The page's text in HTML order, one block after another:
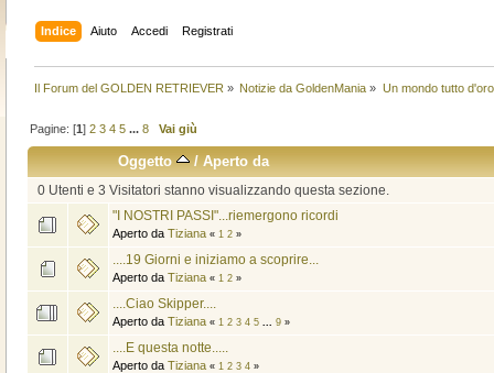
Indice Aiuto Accedi Registrati
Il Forum del GOLDEN RETRIEVER » Notizie da GoldenMania » Un mondo tutto
Pagine: [1]2 3 4 5 ...8 Vai giù
Oggetto /Aperto da
0 Utenti e 3 Visitatori stanno visualizzando questa sezione.
"I NOSTRI PASSI"...riemergono ricordi
Aperto da Tiziana « 1 2»
....19 Giorni e iniziamo a scoprire...
Aperto da Tiziana « 1 2»
....Ciao Skipper....
Aperto da Tiziana « 1 2 3 4 5 9»
....E questa notte.....
Aperto da Tiziana « 1 2 3 4»